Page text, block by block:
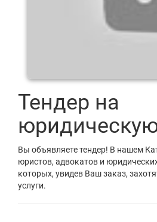
Тендер на
юридическую
Вы объявляете тендер! В нашем
юристов, адвокатов и
которых, увидев Ваш заказ,
услуги.